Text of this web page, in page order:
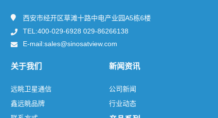
产品及服务
西安市经开区草滩十路中电产业园A5栋6楼
TEL:400-029-6928 029-86266138
E-mail:sales@sinosatview.com
关于我们
远眺卫星通信
鑫远眺品牌
新闻资讯
公司新闻
行业动态